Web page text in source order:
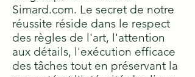
Simard.com. Le secret de notre
réussite réside dans le respect
des règles de l'art, l'attention
aux détails, l'exécution efficace
des tâches tout en préservant la